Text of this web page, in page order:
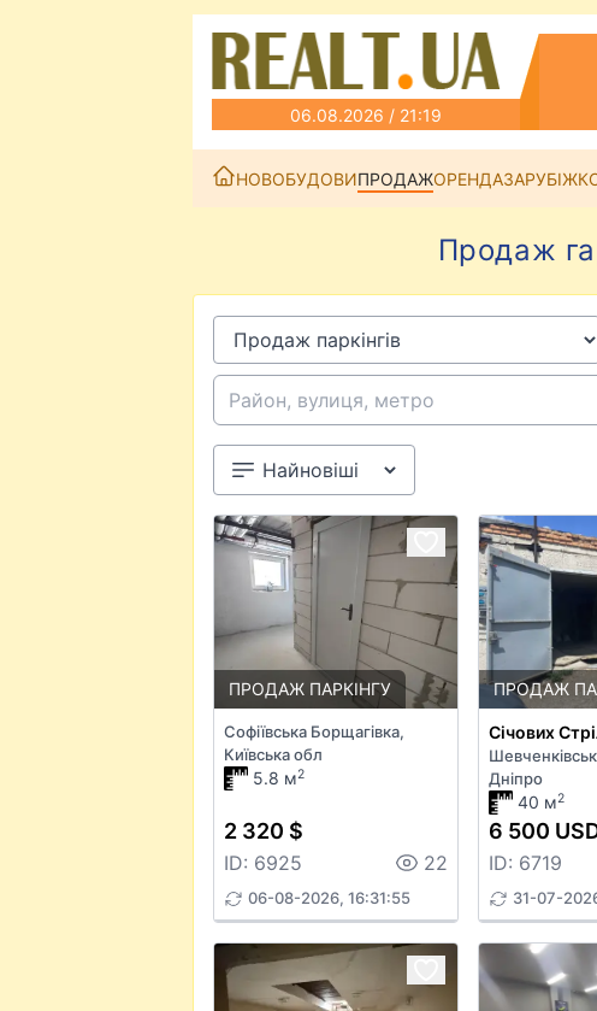
06.08.2026 / 21:19
НОВОБУДОВИПРОДАЖОРЕНДАЗАРУБІЖ
Продаж
ПРОДАЖ ПАРКІНГУ
Софіївська Борщагівка,
Київська обл
5.8 м2
2 320 $
ID: 6925 22
06-08-2026, 16:31:55
ПРОДАЖ
Січових
Дніпро
40 м2
6 500
ID: 6719
31-07-